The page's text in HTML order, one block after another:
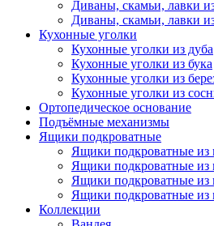
Диваны, скамьи, лавки
Диваны, скамьи, лавки
Кухонные уголки
Кухонные уголки из дуба
Кухонные уголки из бука
Кухонные уголки из
Кухонные уголки из
Ортопедическое основание
Подъёмные механизмы
Ящики подкроватные
Ящики подкроватные из
Ящики подкроватные из
Ящики подкроватные из
Ящики подкроватные из
Коллекции